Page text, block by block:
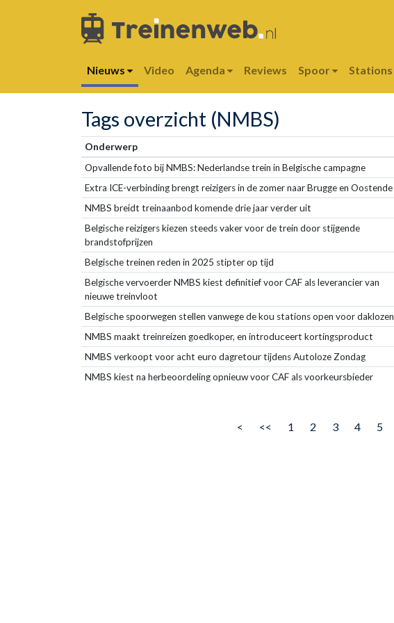
Nieuws Video Agenda Reviews Spoor Stations
Tags overzicht (NMBS)
Onderwerp
Opvallende foto bij NMBS: Nederlandse trein in Belgische campagne
Extra ICE-verbinding brengt reizigers in de zomer naar Brugge en Oostende
NMBS breidt treinaanbod komende drie jaar verder uit
Belgische reizigers kiezen steeds vaker voor de trein door stijgende
brandstofprijzen
Belgische treinen reden in 2025 stipter op tijd
Belgische vervoerder NMBS kiest definitief voor CAF als leverancier van
nieuwe treinvloot
Belgische spoorwegen stellen vanwege de kou stations open voor daklozen
NMBS maakt treinreizen goedkoper, en introduceert kortingsproduct
NMBS verkoopt voor acht euro dagretour tijdens Autoloze Zondag
NMBS kiest na herbeoordeling opnieuw voor CAF als voorkeursbieder
< << 1 2 3 4 5